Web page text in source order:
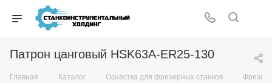
Патрон цанговый HSK63A-ER25-130
Главная — Каталог — Оснастка для фрезерных станков —